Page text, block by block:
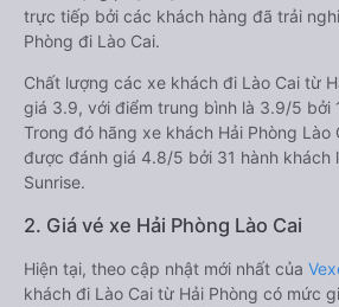
trực tiếp bởi các khách hàng đã trải
Phòng đi Lào Cai.
Chất lượng các xe khách đi Lào Cai từ
giá 3.9, với điểm trung bình là 3.9/5 bởi
Trong đó hãng xe khách Hải Phòng Lào
được đánh giá 4.8/5 bởi 31 hành khách
Sunrise.
2. Giá vé xe Hải Phòng Lào Cai
Hiện tại, theo cập nhật mới nhất của
khách đi Lào Cai từ Hải Phòng có mức